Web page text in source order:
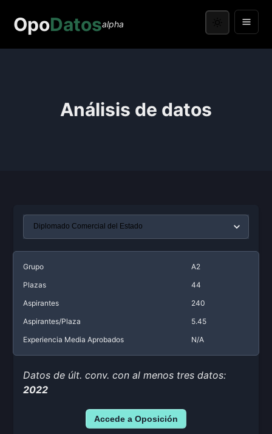
OpoDatosalpha
Análisis de datos
Grupo
A2
Plazas
44
Aspirantes
240
Aspirantes/Plaza
5.45
Experiencia Media Aprobados
N/A
Datos de últ. conv. con al menos tres datos:
2022
Accede a Oposición